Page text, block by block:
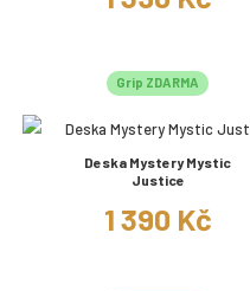
Grip ZDARMA
Deska Mystery Mystic
Justice
1 390 Kč